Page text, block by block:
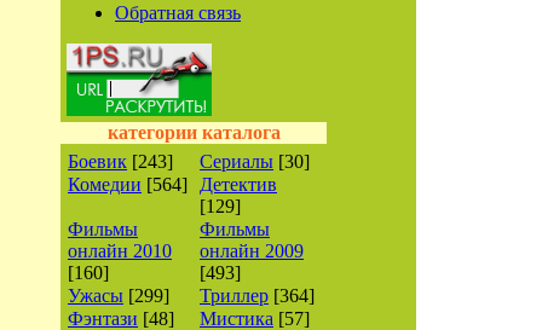
Обратная связь
категории каталога
Боевик [243] Сериалы [30]
Комедии [564]
Детектив
[129]
Фильмы
онлайн 2010
[160]
Фильмы
онлайн 2009
[493]
Ужасы [299] Триллер [364]
Фэнтази [48] Мистика [57]